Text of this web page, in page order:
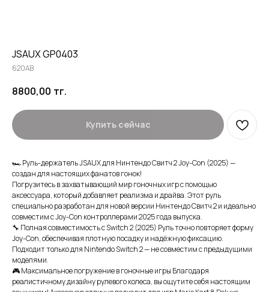
JSAUX GP0403
620AB
8800,00 тг.
Купить сейчас
🏎️ Руль-держатель JSAUX для Нинтендо Свитч 2 Joy-Con (2025) —
создан для настоящих фанатов гонок!
Погрузитесь в захватывающий мир гоночных игр с помощью
аксессуара, который добавляет реализма и драйва. Этот руль
специально разработан для новой версии Нинтендо Свитч 2 и идеально
совместим с Joy-Con контроллерами 2025 года выпуска.
🔧 Полная совместимость с Switch 2 (2025) Руль точно повторяет форму
Joy-Con, обеспечивая плотную посадку и надёжную фиксацию.
Подходит только для Nintendo Switch 2 — не совместим с предыдущими
моделями.
🎮 Максимальное погружение в гоночные игры Благодаря
реалистичному дизайну рулевого колеса, вы ощутите себя настоящим